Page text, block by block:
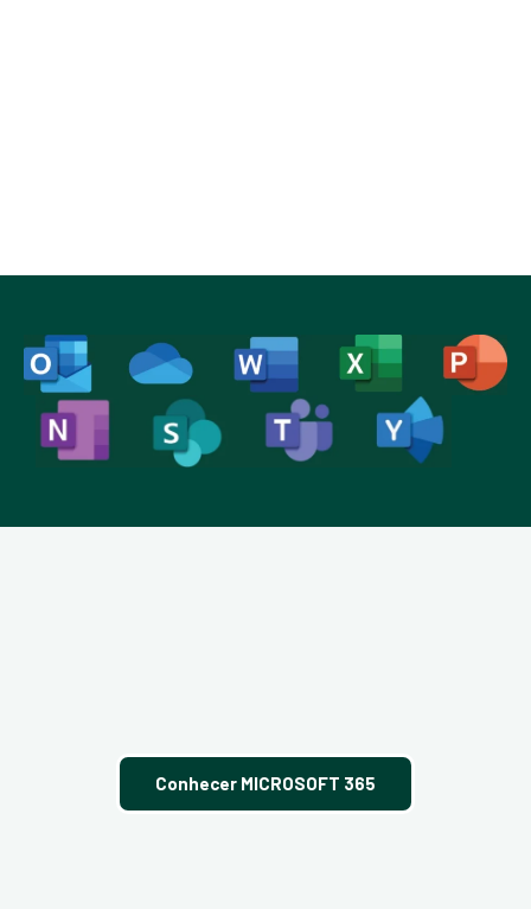
Conhecer MICROSOFT 365